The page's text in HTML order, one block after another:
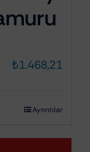
₺1.468,21
Ayrıntılar